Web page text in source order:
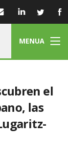
MENUA
el
las